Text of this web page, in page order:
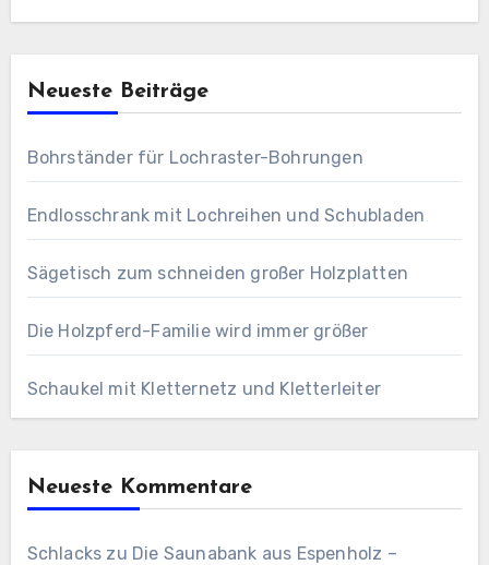
Neueste Beiträge
Bohrständer für Lochraster-Bohrungen
Endlosschrank mit Lochreihen und Schubladen
Sägetisch zum schneiden großer Holzplatten
Die Holzpferd-Familie wird immer größer
Schaukel mit Kletternetz und Kletterleiter
Neueste Kommentare
Schlacks zu Die Saunabank aus Espenholz –